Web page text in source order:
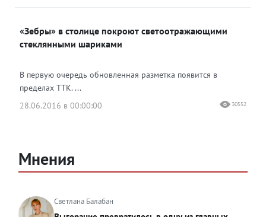
«Зебры» в столице покроют светоотражающими
стеклянными шариками
В первую очередь обновленная разметка появится в
пределах ТТК. ...
28.06.2016 в 00:00:00
30552
Мнения
Светлана Балабан